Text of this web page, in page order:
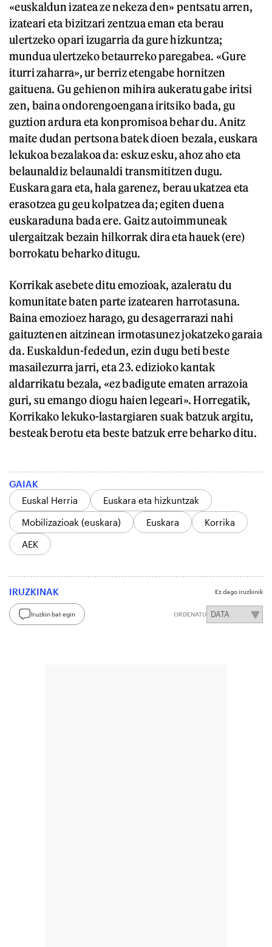
«euskaldun izatea ze nekeza den» pentsatu arren,
izateari eta bizitzari zentzua eman eta berau
ulertzeko opari izugarria da gure hizkuntza;
mundua ulertzeko betaurreko paregabea. «Gure
iturri zaharra», ur berriz etengabe hornitzen
gaituena. Gu gehienon mihira aukeratu gabe iritsi
zen, baina ondorengoengana iritsiko bada, gu
guztion ardura eta konpromisoa behar du. Anitz
maite dudan pertsona batek dioen bezala, euskara
lekukoa bezalakoa da: eskuz esku, ahoz aho eta
belaunaldiz belaunaldi transmititzen dugu.
Euskara gara eta, hala garenez, berau ukatzea eta
erasotzea gu geu kolpatzea da; egiten duena
euskaraduna bada ere. Gaitz autoimmuneak
ulergaitzak bezain hilkorrak dira eta hauek (ere)
borrokatu beharko ditugu.
Korrikak asebete ditu emozioak, azaleratu du
komunitate baten parte izatearen harrotasuna.
Baina emozioez harago, gu desagerrarazi nahi
gaituztenen aitzinean irmotasunez jokatzeko garaia
da. Euskaldun-fededun, ezin dugu beti beste
masailezurra jarri, eta 23. edizioko kantak
aldarrikatu bezala, «ez badigute ematen arrazoia
guri, su emango diogu haien legeari». Horregatik,
Korrikako lekuko-lastargiaren suak batzuk argitu,
besteak berotu eta beste batzuk erre beharko ditu.
GAIAK
Euskal Herria
Euskara eta hizkuntzak
Mobilizazioak (euskara)
Euskara
Korrika
AEK
IRUZKINAK Ez dago iruzkinik
Iruzkin bat egin ORDENATU